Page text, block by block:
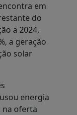
em
do
a 2024,
a geração
solar
energia
na oferta